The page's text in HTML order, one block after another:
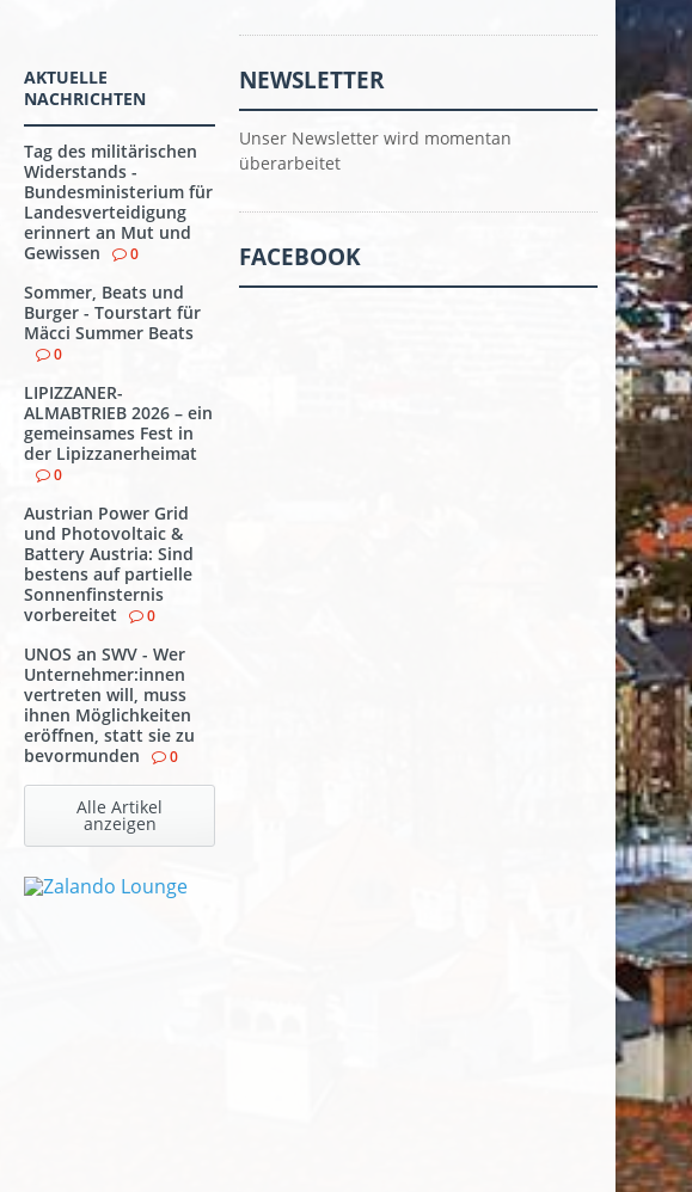
AKTUELLE
NACHRICHTEN
Tag des militärischen
Widerstands -
Bundesministerium für
Landesverteidigung
erinnert an Mut und
Gewissen
0
Sommer, Beats und
Burger - Tourstart für
Mäcci Summer Beats
0
LIPIZZANER-
ALMABTRIEB 2026 – ein
gemeinsames Fest in
der Lipizzanerheimat
0
Austrian Power Grid
und Photovoltaic &
Battery Austria: Sind
bestens auf partielle
Sonnenfinsternis
vorbereitet
0
UNOS an SWV - Wer
Unternehmer:innen
vertreten will, muss
ihnen Möglichkeiten
eröffnen, statt sie zu
bevormunden
0
Alle Artikel
anzeigen
NEWSLETTER
Unser Newsletter wird momentan
überarbeitet
FACEBOOK